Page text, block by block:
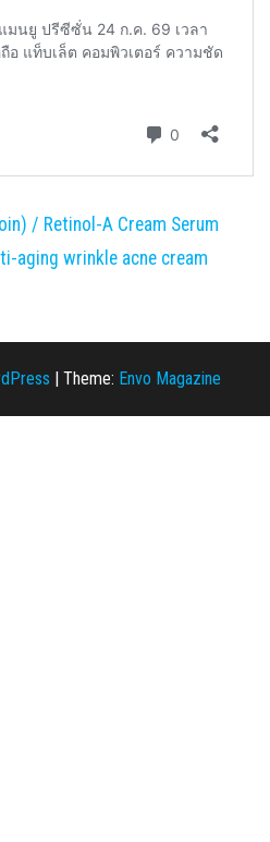
/ Retinol-A Cream Serum
aging wrinkle acne cream
Theme: Envo Magazine